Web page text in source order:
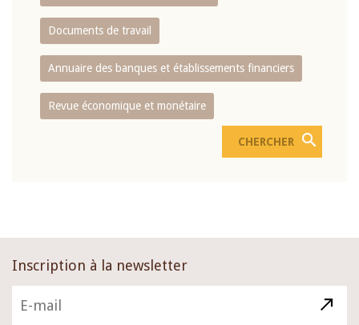
Documents de travail
Annuaire des banques et établissements financiers
Revue économique et monétaire
Inscription à la newsletter